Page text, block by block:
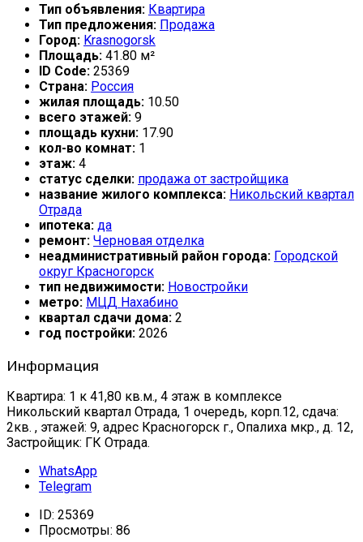
Тип объявления: Квартира
Тип предложения: Продажа
Город: Krasnogorsk
Площадь: 41.80 м²
ID Code: 25369
Страна: Россия
жилая площадь: 10.50
всего этажей: 9
площадь кухни: 17.90
кол-во комнат: 1
этаж: 4
статус сделки: продажа от застройщика
название жилого комплекса: Никольский квартал
Отрада
ипотека: да
ремонт: Черновая отделка
неадминистративный район города: Городской
округ Красногорск
тип недвижимости: Новостройки
метро: МЦД Нахабино
квартал сдачи дома: 2
год постройки: 2026
Информация
Квартира: 1 к 41,80 кв.м., 4 этаж в комплексе
Никольский квартал Отрада, 1 очередь, корп.12, сдача:
2кв. , этажей: 9, адрес Красногорск г., Опалиха мкр., д. 12,
Застройщик: ГК Отрада.
WhatsApp
Telegram
ID: 25369
Просмотры: 86